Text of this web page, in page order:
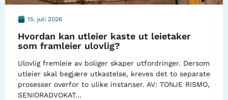
15. juli 2026
Hvordan kan utleier kaste ut leietaker
som framleier ulovlig?
Ulovlig fremleie av boliger skaper utfordringer. Dersom
utleier skal begjære utkastelse, kreves det to separate
prosesser overfor to ulike instanser. AV: TONJE RISMO,
SENIORADVOKAT…